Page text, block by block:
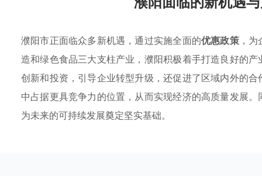
濮阳市正面临众多新机遇，通过实施全面的优惠政策，为
造和绿色食品三大支柱产业，濮阳积极着手打造良好的
创新和投资，引导企业转型升级，还促进了区域内外的
中占据更具竞争力的位置，从而实现经济的高质量发展
为未来的可持续发展奠定坚实基础。